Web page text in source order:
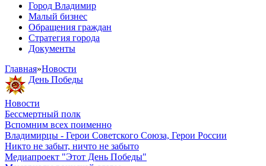
Город Владимир
Малый бизнес
Обращения граждан
Стратегия города
Документы
Главная»Новости
День Победы
Новости
Бессмертный полк
Вспомним всех поименно
Владимирцы - Герои Советского Союза, Герои России
Никто не забыт, ничто не забыто
Медиапроект "Этот День Победы"